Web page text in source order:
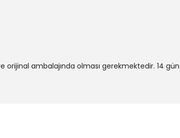
orijinal ambalajında olması gerekmektedir. 14